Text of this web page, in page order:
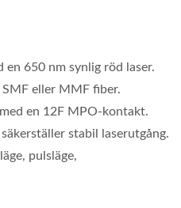
650 nm synlig röd laser.
eller MMF fiber.
en 12F MPO-kontakt.
stabil laserutgång.
pulsläge,